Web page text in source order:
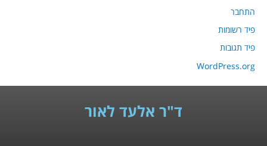
התחבר
פיד רשומות
פיד תגובות
WordPress.org
ד"ר אלעד לאור